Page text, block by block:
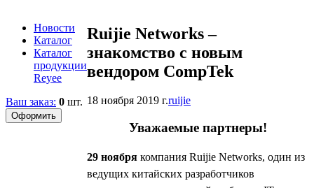
Новости
Каталог
Каталог
продукции
Reyee
Ваш заказ: 0 шт.
Ruijie Networks –
знакомство с новым
вендором CompTek
18 ноября 2019 г.ruijie
Уважаемые партнеры!
29 ноября компания Ruijie Networks, один из
ведущих китайских разработчиков